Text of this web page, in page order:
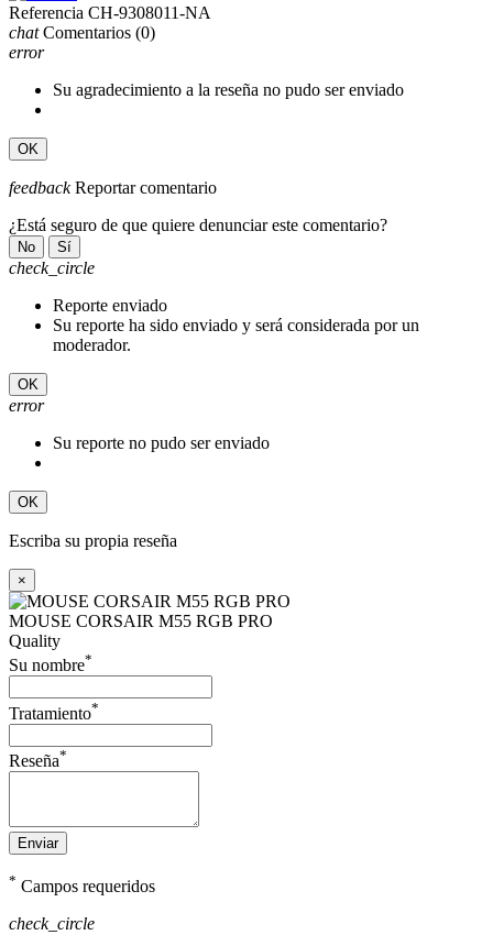
Referencia CH-9308011-NA
chat Comentarios (0)
error
Su agradecimiento a la reseña no pudo ser enviado
OK
feedback Reportar comentario
¿Está seguro de que quiere denunciar este comentario?
No Sí
check_circle
Reporte enviado
Su reporte ha sido enviado y será considerada por un
moderador.
OK
error
Su reporte no pudo ser enviado
OK
Escriba su propia reseña
×
MOUSE CORSAIR M55 RGB PRO
Quality
Su nombre*
Tratamiento*
Reseña*
Enviar
* Campos requeridos
check_circle